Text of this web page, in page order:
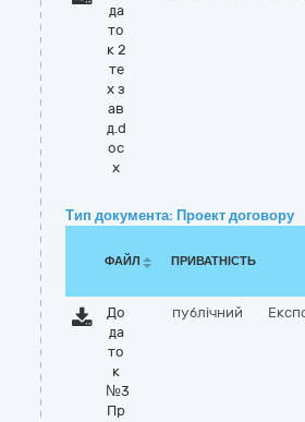
да
то
к 2
те
х з
ав
д.d
oc
x
Тип документа: Проект договору
ФАЙЛ ПРИВАТНІСТЬ
До
да
то
к
№3
Пр
публічний